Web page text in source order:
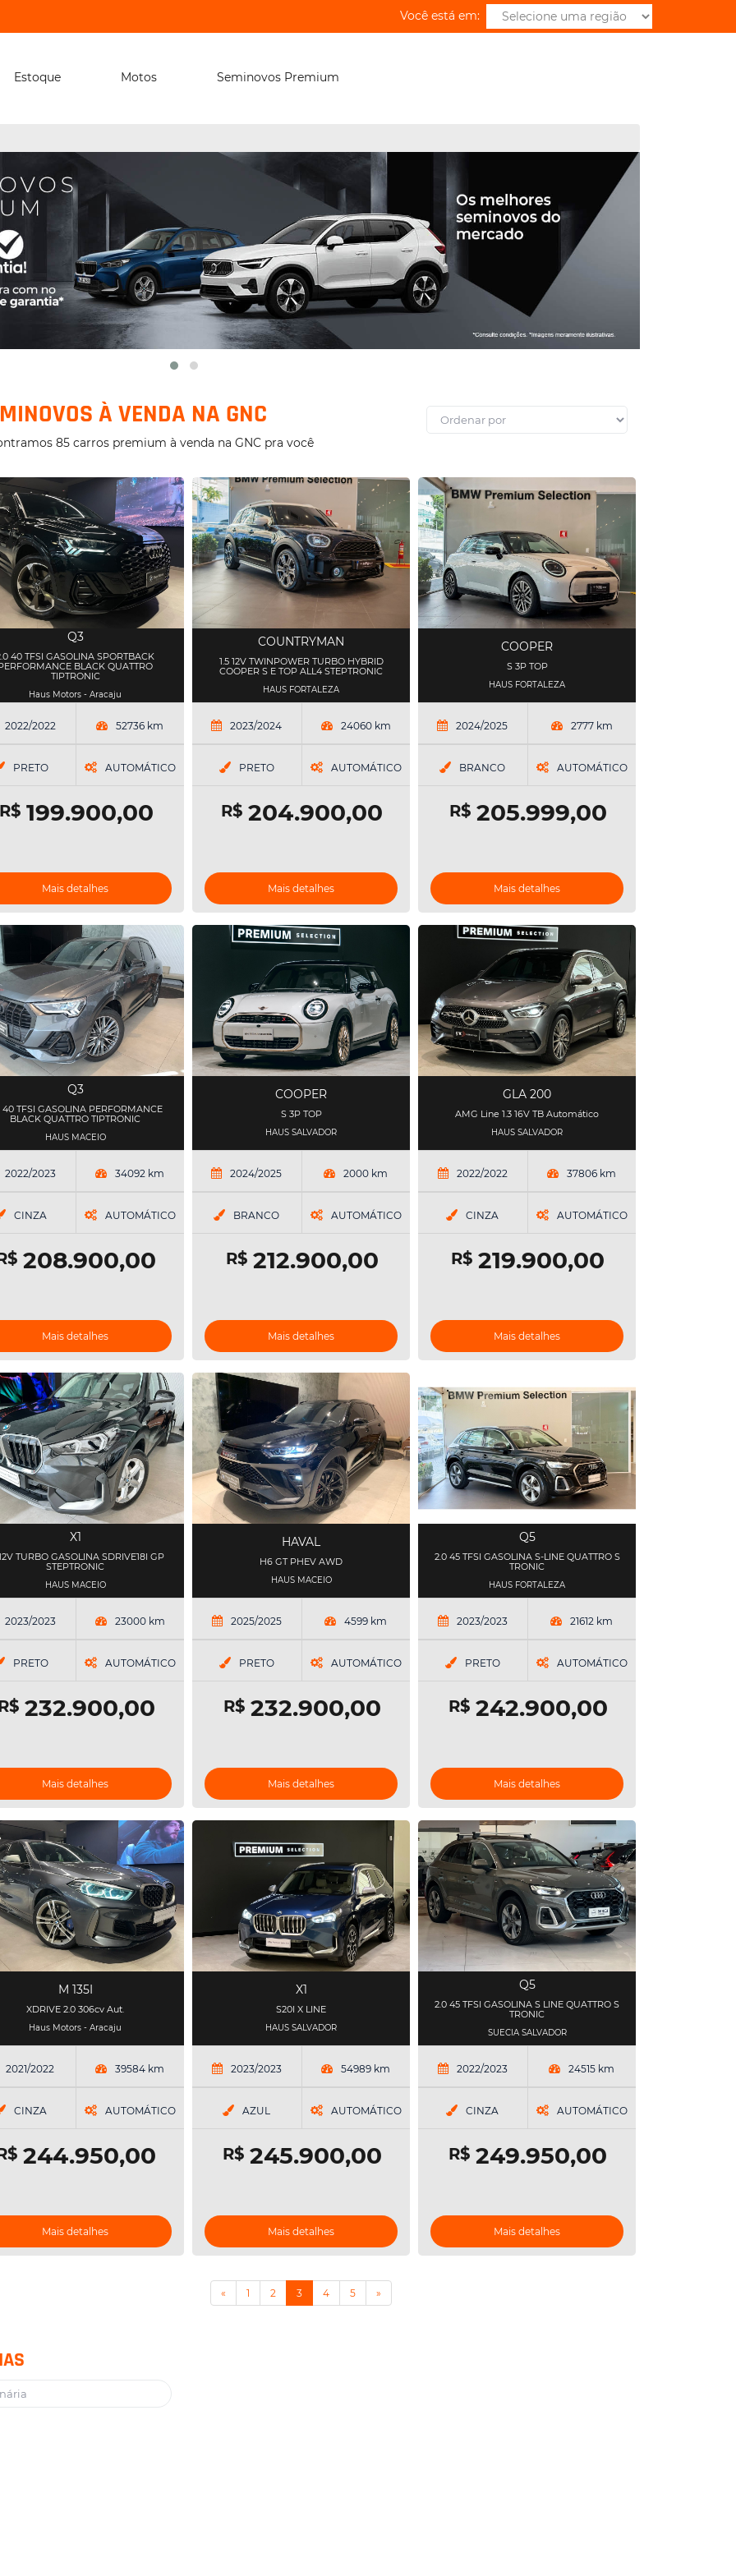
Você está em:
Estoque Motos Seminovos Premium
À VENDA NA GNC
85 carros premium à venda na GNC pra você
Q3
40 TFSI GASOLINA SPORTBACK
BLACK QUATTRO
TIPTRONIC
Haus Motors - Aracaju
2022/2022 52736 km
PRETO AUTOMÁTICO
199.900,00
Mais detalhes
COUNTRYMAN
1.5 12V TWINPOWER TURBO HYBRID
COOPER S E TOP ALL4 STEPTRONIC
HAUS FORTALEZA
2023/2024 24060 km
PRETO AUTOMÁTICO
R$204.900,00
Mais detalhes
COOPER
S 3P TOP
HAUS FORTALEZA
2024/2025 2777 km
BRANCO AUTOMÁTICO
R$205.999,00
Mais detalhes
Q3
40 TFSI GASOLINA PERFORMANCE
BLACK QUATTRO TIPTRONIC
HAUS MACEIO
2022/2023 34092 km
CINZA AUTOMÁTICO
208.900,00
Mais detalhes
COOPER
S 3P TOP
HAUS SALVADOR
2024/2025 2000 km
BRANCO AUTOMÁTICO
R$212.900,00
Mais detalhes
GLA 200
AMG Line 1.3 16V TB Automático
HAUS SALVADOR
2022/2022 37806 km
CINZA AUTOMÁTICO
R$219.900,00
Mais detalhes
X1
TURBO GASOLINA SDRIVE18I GP
STEPTRONIC
HAUS MACEIO
2023/2023 23000 km
PRETO AUTOMÁTICO
232.900,00
Mais detalhes
HAVAL
H6 GT PHEV AWD
HAUS MACEIO
2025/2025 4599 km
PRETO AUTOMÁTICO
R$232.900,00
Mais detalhes
Q5
2.0 45 TFSI GASOLINA S-LINE QUATTRO S
TRONIC
HAUS FORTALEZA
2023/2023 21612 km
PRETO AUTOMÁTICO
R$242.900,00
Mais detalhes
M 135I
XDRIVE 2.0 306cv Aut.
Haus Motors - Aracaju
2021/2022 39584 km
CINZA AUTOMÁTICO
244.950,00
Mais detalhes
X1
S20I X LINE
HAUS SALVADOR
2023/2023 54989 km
AZUL AUTOMÁTICO
R$245.900,00
Mais detalhes
Q5
2.0 45 TFSI GASOLINA S LINE QUATTRO S
TRONIC
SUECIA SALVADOR
2022/2023 24515 km
CINZA AUTOMÁTICO
R$249.950,00
Mais detalhes
« 1 2 3 4 5 »